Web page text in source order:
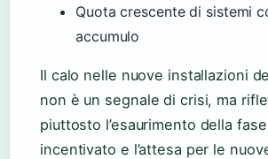
Quota crescente di sistemi
accumulo
Il calo nelle nuove installazioni
non è un segnale di crisi, ma
piuttosto l’esaurimento della
incentivato e l’attesa per le